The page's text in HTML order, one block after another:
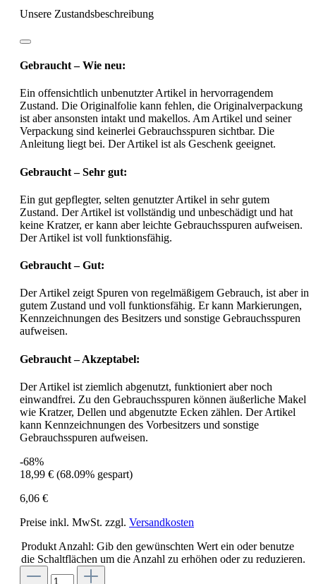
Unsere Zustandsbeschreibung
Gebraucht – Wie neu:
Ein offensichtlich unbenutzter Artikel in hervorragendem
Zustand. Die Originalfolie kann fehlen, die Originalverpackung
ist aber ansonsten intakt und makellos. Am Artikel und seiner
Verpackung sind keinerlei Gebrauchsspuren sichtbar. Die
Anleitung liegt bei. Der Artikel ist als Geschenk geeignet.
Gebraucht – Sehr gut:
Ein gut gepflegter, selten genutzter Artikel in sehr gutem
Zustand. Der Artikel ist vollständig und unbeschädigt und hat
keine Kratzer, er kann aber leichte Gebrauchsspuren aufweisen.
Der Artikel ist voll funktionsfähig.
Gebraucht – Gut:
Der Artikel zeigt Spuren von regelmäßigem Gebrauch, ist aber in
gutem Zustand und voll funktionsfähig. Er kann Markierungen,
Kennzeichnungen des Besitzers und sonstige Gebrauchsspuren
aufweisen.
Gebraucht – Akzeptabel:
Der Artikel ist ziemlich abgenutzt, funktioniert aber noch
einwandfrei. Zu den Gebrauchsspuren können äußerliche Makel
wie Kratzer, Dellen und abgenutzte Ecken zählen. Der Artikel
kann Kennzeichnungen des Vorbesitzers und sonstige
Gebrauchsspuren aufweisen.
-68%
18,99 € (68.09% gespart)
6,06 €
Preise inkl. MwSt. zzgl. Versandkosten
Produkt Anzahl: Gib den gewünschten Wert ein oder benutze
die Schaltflächen um die Anzahl zu erhöhen oder zu reduzieren.